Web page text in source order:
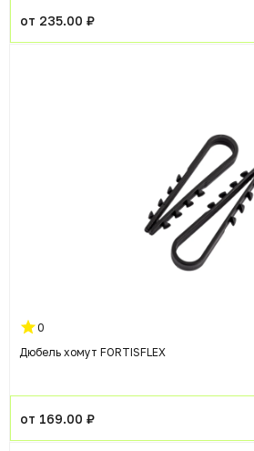
от 235.00 ₽
0
Дюбель хомут FORTISFLEX
от 169.00 ₽